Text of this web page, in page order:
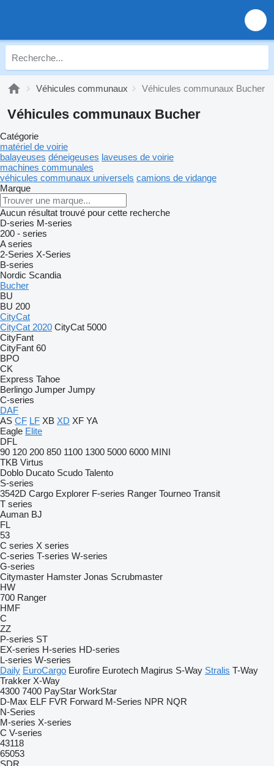
Véhicules communaux Véhicules communaux Bucher
Véhicules communaux Bucher
Catégorie
matériel de voirie
balayeuses déneigeuses laveuses de voirie
machines communales
véhicules communaux universels camions de vidange
Marque
Aucun résultat trouvé pour cette recherche
D-series M-series
200 - series
A series
2-Series X-Series
B-series
Nordic Scandia
Bucher
BU
BU 200
CityCat
CityCat 2020 CityCat 5000
CityFant
CityFant 60
BPO
CK
Express Tahoe
Berlingo Jumper Jumpy
C-series
DAF
AS CF LF XB XD XF YA
Eagle Elite
DFL
90 120 200 850 1100 1300 5000 6000 MINI
TKB Virtus
Doblo Ducato Scudo Talento
S-series
3542D Cargo Explorer F-series Ranger Tourneo Transit
T series
Auman BJ
FL
53
C series X series
C-series T-series W-series
G-series
Citymaster Hamster Jonas Scrubmaster
HW
700 Ranger
HMF
C
ZZ
P-series ST
EX-series H-series HD-series
L-series W-series
Daily EuroCargo Eurofire Eurotech Magirus S-Way Stralis T-Way
Trakker X-Way
4300 7400 PayStar WorkStar
D-Max ELF FVR Forward M-Series NPR NQR
N-Series
M-series X-series
C V-series
43118
65053
SDR